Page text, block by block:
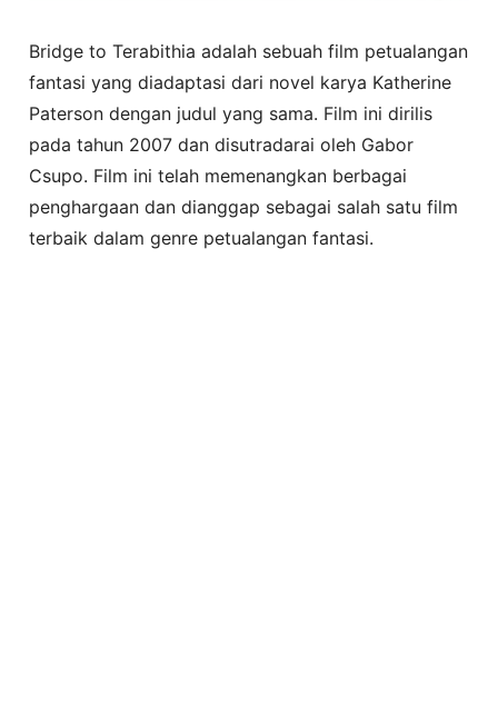
Bridge to Terabithia adalah sebuah film petualangan
fantasi yang diadaptasi dari novel karya Katherine
Paterson dengan judul yang sama. Film ini dirilis
pada tahun 2007 dan disutradarai oleh Gabor
Csupo. Film ini telah memenangkan berbagai
penghargaan dan dianggap sebagai salah satu film
terbaik dalam genre petualangan fantasi.